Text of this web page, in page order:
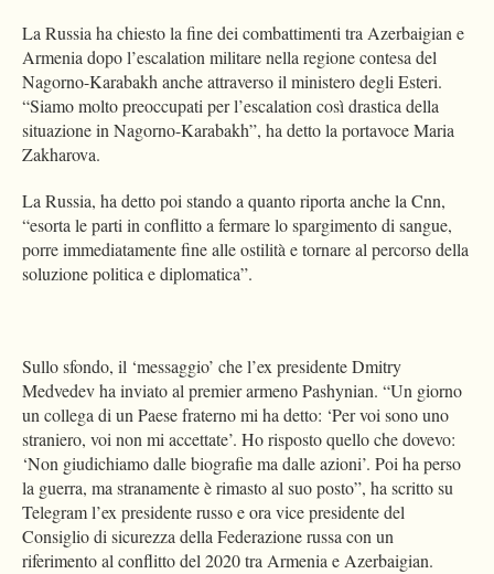
La Russia ha chiesto la fine dei combattimenti tra Azerbaigian e
Armenia dopo l’escalation militare nella regione contesa del
Nagorno-Karabakh anche attraverso il ministero degli Esteri.
“Siamo molto preoccupati per l’escalation così drastica della
situazione in Nagorno-Karabakh”, ha detto la portavoce Maria
Zakharova.
La Russia, ha detto poi stando a quanto riporta anche la Cnn,
“esorta le parti in conflitto a fermare lo spargimento di sangue,
porre immediatamente fine alle ostilità e tornare al percorso della
soluzione politica e diplomatica”.
Sullo sfondo, il ‘messaggio’ che l’ex presidente Dmitry
Medvedev ha inviato al premier armeno Pashynian. “Un giorno
un collega di un Paese fraterno mi ha detto: ‘Per voi sono uno
straniero, voi non mi accettate’. Ho risposto quello che dovevo:
‘Non giudichiamo dalle biografie ma dalle azioni’. Poi ha perso
la guerra, ma stranamente è rimasto al suo posto”, ha scritto su
Telegram l’ex presidente russo e ora vice presidente del
Consiglio di sicurezza della Federazione russa con un
riferimento al conflitto del 2020 tra Armenia e Azerbaigian.